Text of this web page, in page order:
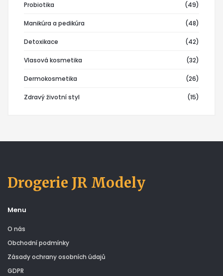
Probiotika (49)
Manikúra a pedikúra (48)
Detoxikace (42)
Vlasová kosmetika (32)
Dermokosmetika (26)
Zdravý životní styl (15)
Drogerie JR Modely
Menu
O nás
Obchodní podmínky
Zásady ochrany osobních údajů
GDPR